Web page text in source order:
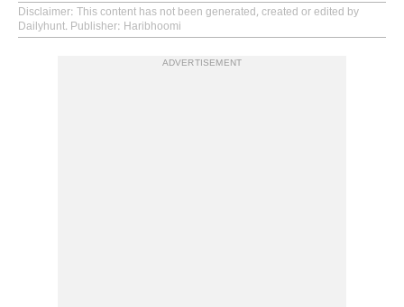
Disclaimer: This content has not been generated, created or edited by
Dailyhunt. Publisher: Haribhoomi
ADVERTISEMENT